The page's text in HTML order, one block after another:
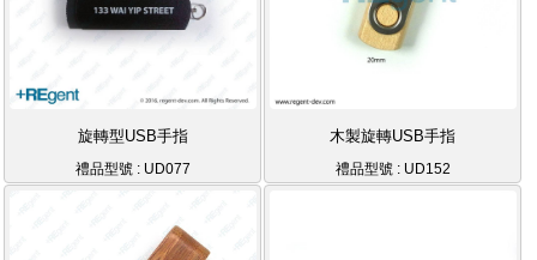
旋轉型USB手指
禮品型號 : UD077
木製旋轉USB手指
禮品型號 : UD152